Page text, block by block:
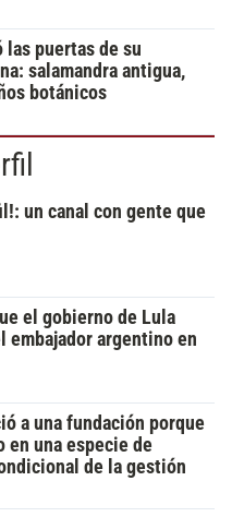
las puertas de su
salamandra antigua,
botánicos
un canal con gente que
el gobierno de Lula
argentino en
a una fundación porque
en una especie de
de la gestión